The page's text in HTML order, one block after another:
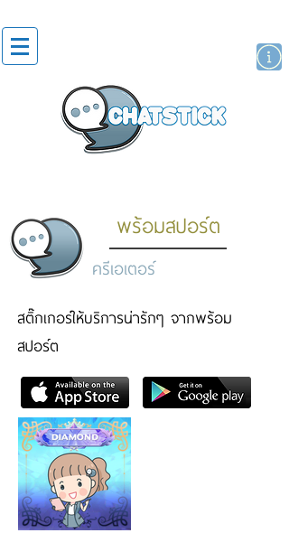
พร้อมสปอร์ต
ครีเอเตอร์
สติ๊กเกอร์ให้บริการน่ารักๆ จากพร้อม
สปอร์ต